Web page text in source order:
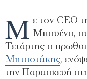
Μ ε τον CEO
Μπουένο,
Τετάρτης ο
Μητσοτάκης,
την Παρασκευή